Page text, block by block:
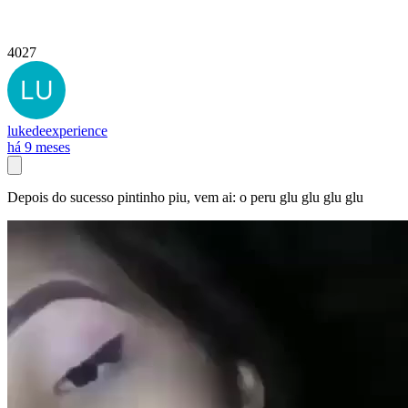
4027
lukedeexperience
há 9 meses
Depois do sucesso pintinho piu, vem ai: o peru glu glu glu glu